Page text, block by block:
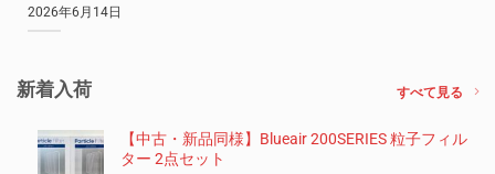
2026年6月14日
新着入荷 すべて見る
【中古・新品同様】Blueair 200SERIES 粒子フィル
ター 2点セット